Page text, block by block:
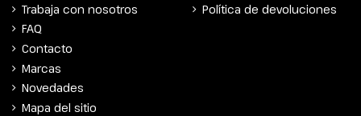
Trabaja con nosotros
FAQ
Contacto
Marcas
Novedades
Mapa del sitio
Política de devoluciones